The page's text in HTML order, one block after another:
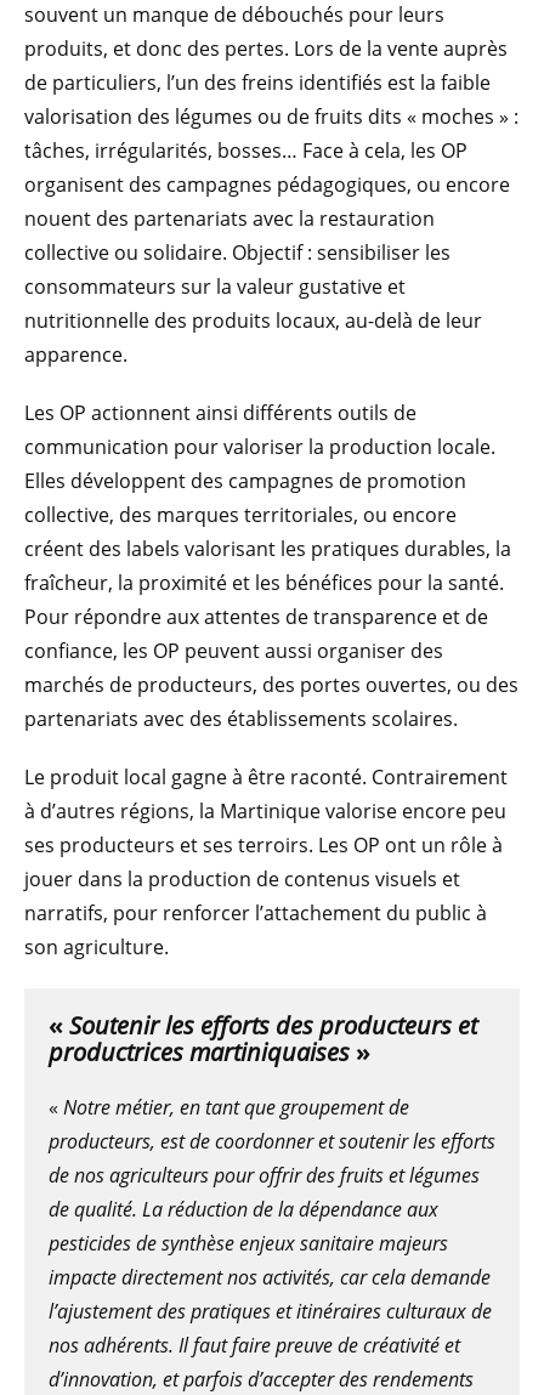
souvent un manque de débouchés pour leurs
produits, et donc des pertes. Lors de la vente auprès
de particuliers, l’un des freins identifiés est la faible
valorisation des légumes ou de fruits dits « moches » :
tâches, irrégularités, bosses… Face à cela, les OP
organisent des campagnes pédagogiques, ou encore
nouent des partenariats avec la restauration
collective ou solidaire. Objectif : sensibiliser les
consommateurs sur la valeur gustative et
nutritionnelle des produits locaux, au-delà de leur
apparence.
Les OP actionnent ainsi différents outils de
communication pour valoriser la production locale.
Elles développent des campagnes de promotion
collective, des marques territoriales, ou encore
créent des labels valorisant les pratiques durables, la
fraîcheur, la proximité et les bénéfices pour la santé.
Pour répondre aux attentes de transparence et de
confiance, les OP peuvent aussi organiser des
marchés de producteurs, des portes ouvertes, ou des
partenariats avec des établissements scolaires.
Le produit local gagne à être raconté. Contrairement
à d’autres régions, la Martinique valorise encore peu
ses producteurs et ses terroirs. Les OP ont un rôle à
jouer dans la production de contenus visuels et
narratifs, pour renforcer l’attachement du public à
son agriculture.
«Soutenir les efforts des producteurs et
productrices martiniquaises »
« Notre métier, en tant que groupement de
producteurs, est de coordonner et soutenir les efforts
de nos agriculteurs pour offrir des fruits et légumes
de qualité. La réduction de la dépendance aux
pesticides de synthèse enjeux sanitaire majeurs
impacte directement nos activités, car cela demande
l’ajustement des pratiques et itinéraires culturaux de
nos adhérents. Il faut faire preuve de créativité et
d’innovation, et parfois d’accepter des rendements